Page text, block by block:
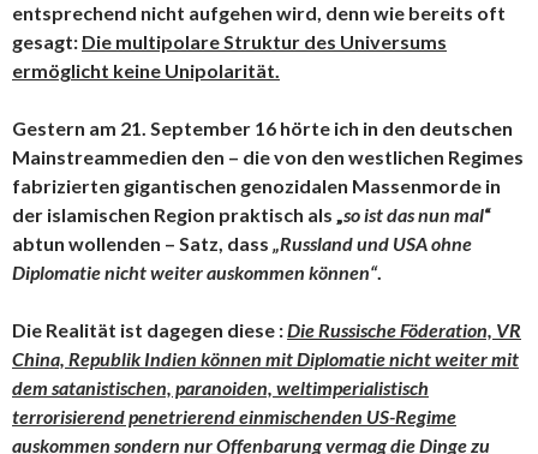
entsprechend nicht aufgehen wird, denn wie bereits oft
gesagt: Die multipolare Struktur des Universums
ermöglicht keine Unipolarität.
Gestern am 21. September 16 hörte ich in den deutschen
Mainstreammedien den – die von den westlichen Regimes
fabrizierten gigantischen genozidalen Massenmorde in
der islamischen Region praktisch als „so ist das nun mal“
abtun wollenden – Satz, dass „Russland und USA ohne
Diplomatie nicht weiter auskommen können“.
Die Realität ist dagegen diese :Die Russische Föderation, VR
China, Republik Indien können mit Diplomatie nicht weiter mit
dem satanistischen, paranoiden, weltimperialistisch
terrorisierend penetrierend einmischenden US-Regime
auskommen sondern nur Offenbarung vermag die Dinge zu